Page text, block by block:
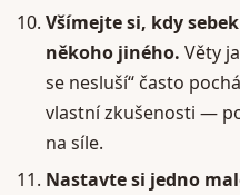
Všímejte si, kdy
někoho jiného. Věty
se nesluší“ často
vlastní zkušenosti —
na síle.
Nastavte si jedno